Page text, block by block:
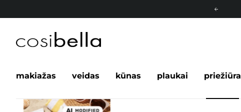
makiažas veidas kūnas plaukai priežiūra